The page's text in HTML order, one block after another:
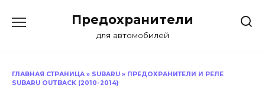
Предохранители
для автомобилей
ГЛАВНАЯ СТРАНИЦА » SUBARU » ПРЕДОХРАНИТЕЛИ И РЕЛЕ
SUBARU OUTBACK (2010-2014)